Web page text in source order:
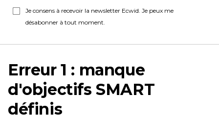
Je consens à recevoir la newsletter Ecwid. Je peux me
désabonner à tout moment.
Erreur 1 : manque
d'objectifs SMART
définis